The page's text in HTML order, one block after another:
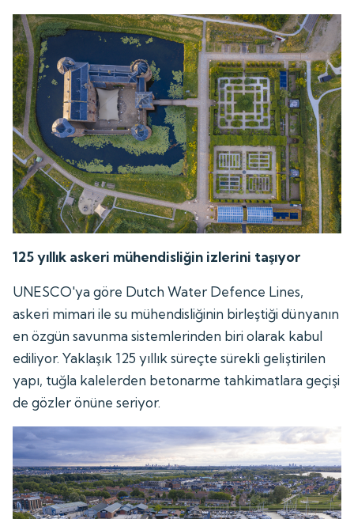
125 yıllık askeri mühendisliğin izlerini taşıyor
UNESCO'ya göre Dutch Water Defence Lines,
askeri mimari ile su mühendisliğinin birleştiği dünyanın
en özgün savunma sistemlerinden biri olarak kabul
ediliyor. Yaklaşık 125 yıllık süreçte sürekli geliştirilen
yapı, tuğla kalelerden betonarme tahkimatlara geçişi
de gözler önüne seriyor.